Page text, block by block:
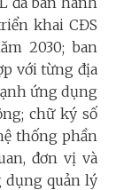
khai CĐS
2030; ban
với từng địa
ứng dụng
chữ ký số
thống phần
đơn vị và
dụng quản lý